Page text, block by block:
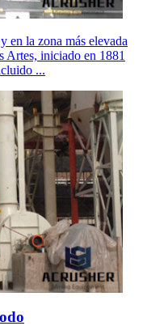
en la zona más elevada
Artes, iniciado en 1881
...